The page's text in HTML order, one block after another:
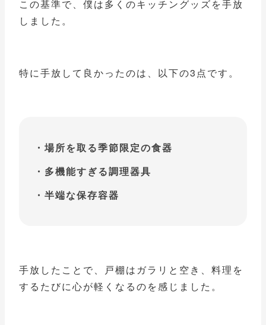
この基準で、僕は多くのキッチングッズを手放
しました。
特に手放して良かったのは、以下の3点です。
場所を取る季節限定の食器
多機能すぎる調理器具
半端な保存容器
手放したことで、戸棚はガラリと空き、料理を
するたびに心が軽くなるのを感じました。